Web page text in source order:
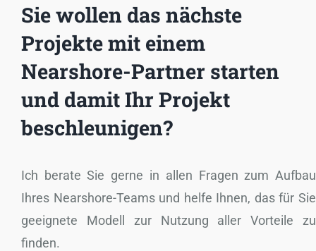
Sie wollen das nächste
Projekte mit einem
Nearshore-Partner starten
und damit Ihr Projekt
beschleunigen?
Ich berate Sie gerne in allen Fragen zum Aufbau
Ihres Nearshore-Teams und helfe Ihnen, das für Sie
geeignete Modell zur Nutzung aller Vorteile zu
finden.